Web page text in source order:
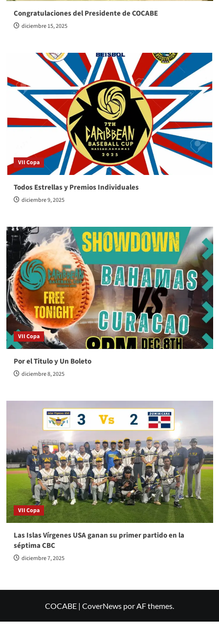
Congratulaciones del Presidente de COCABE
diciembre 15, 2025
VII Copa
Todos Estrellas y Premios Individuales
diciembre 9, 2025
VII Copa
Por el Titulo y Un Boleto
diciembre 8, 2025
VII Copa
Las Islas Vírgenes USA ganan su primer partido en la
séptima CBC
diciembre 7, 2025
COCABE | CoverNews por AF themes.